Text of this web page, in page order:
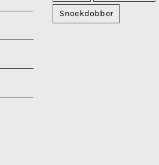
Snoekdobber